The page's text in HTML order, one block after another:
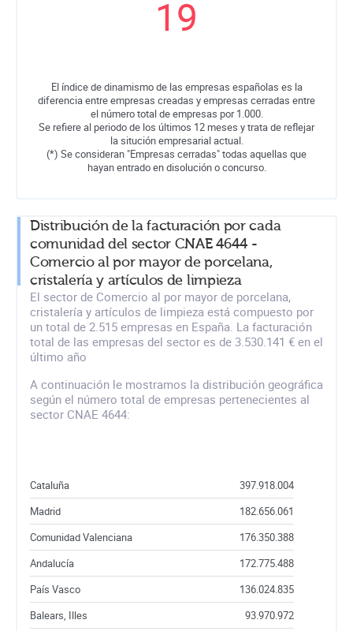
19
El índice de dinamismo de las empresas españolas es la
diferencia entre empresas creadas y empresas cerradas entre
el número total de empresas por 1.000.
Se refiere al periodo de los últimos 12 meses y trata de reflejar
la situción empresarial actual.
(*) Se consideran "Empresas cerradas" todas aquellas que
hayan entrado en disolución o concurso.
Distribución de la facturación por cada
comunidad del sector CNAE 4644 -
Comercio al por mayor de porcelana,
cristalería y artículos de limpieza
El sector de Comercio al por mayor de porcelana,
cristalería y artículos de limpieza está compuesto por
un total de 2.515 empresas en España. La facturación
total de las empresas del sector es de 3.530.141 € en el
último año
A continuación le mostramos la distribución geográfica
según el número total de empresas pertenecientes al
sector CNAE 4644:
Cataluña
397.918.004
Madrid
182.656.061
Comunidad Valenciana
176.350.388
Andalucía
172.775.488
País Vasco
136.024.835
Balears, Illes
93.970.972